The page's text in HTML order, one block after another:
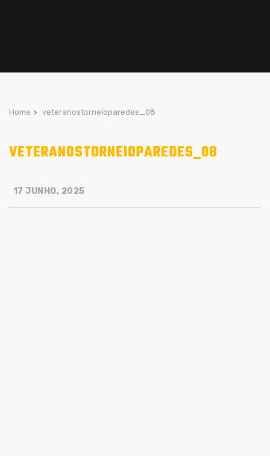
Home > veteranostorneioparedes_08
VETERANOSTORNEIOPAREDES_08
17 JUNHO, 2025